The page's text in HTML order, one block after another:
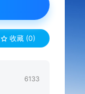
收藏 (0)
6133